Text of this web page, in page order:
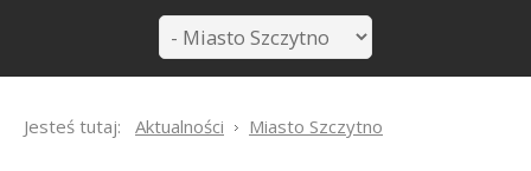
Jesteś tutaj: Aktualności Miasto Szczytno